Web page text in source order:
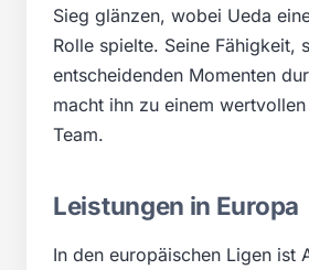
Sieg glänzen, wobei Ueda
Rolle spielte. Seine Fähigkeit,
entscheidenden Momenten
macht ihn zu einem
Team.
Leistungen in Europa
In den europäischen Ligen ist